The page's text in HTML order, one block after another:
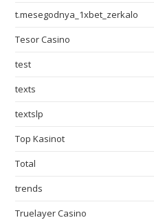
t.mesegodnya_1xbet_zerkalo
Tesor Casino
test
texts
textslp
Top Kasinot
Total
trends
Truelayer Casino